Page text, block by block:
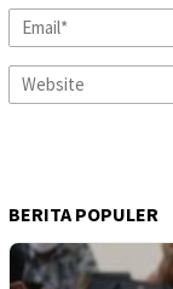
BERITA POPULER